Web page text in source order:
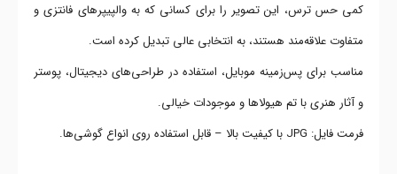
کمی حس ترس، این تصویر را برای کسانی که به والپیپرهای فانتزی و
متفاوت علاقه‌مند هستند، به انتخابی عالی تبدیل کرده است.
مناسب برای پس‌زمینه موبایل، استفاده در طراحی‌های دیجیتال، پوستر
و آثار هنری با تم هیولاها و موجودات خیالی.
فرمت فایل: JPG با کیفیت بالا – قابل استفاده روی انواع گوشی‌ها.